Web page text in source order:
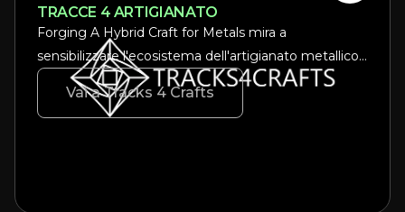
TRACCE 4 ARTIGIANATO
Forging A Hybrid Craft for Metals mira a
sensibilizzare l'ecosistema dell'artigianato metallico
alla metodologia Wire Arc Additive Manufacturing
(WAAM) creando un pool di professionisti informati e
Vai a Tracks 4 Crafts